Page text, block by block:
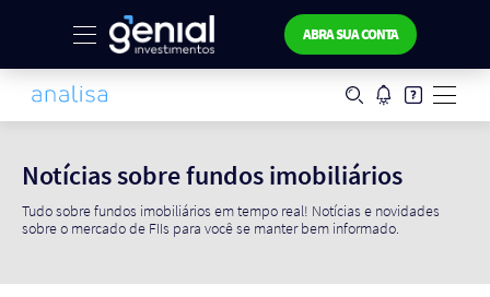
Notícias sobre fundos imobiliários
Tudo sobre fundos imobiliários em tempo real! Notícias e novidades
sobre o mercado de FIIs para você se manter bem informado.
ABRA SUA CONTA